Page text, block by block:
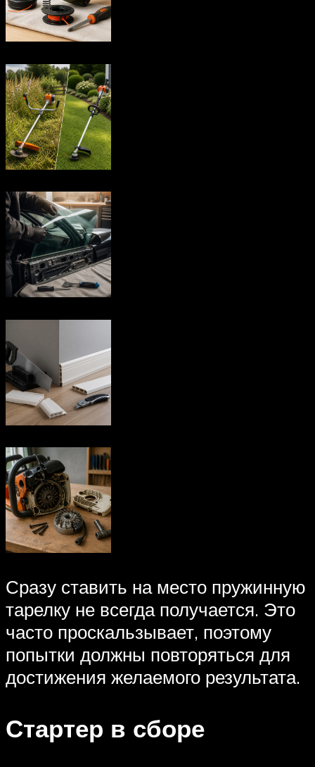
Сразу ставить на место пружинную
тарелку не всегда получается. Это
часто проскальзывает, поэтому
попытки должны повторяться для
достижения желаемого результата.
Стартер в сборе